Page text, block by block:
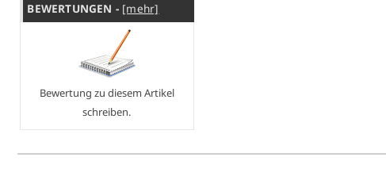
BEWERTUNGEN - [mehr]
Bewertung zu diesem Artikel
schreiben.